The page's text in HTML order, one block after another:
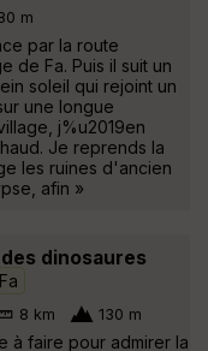
m
par la route
de Fa. Puis il suit un
soleil qui rejoint un
une longue
j%u2019en
Je reprends la
les ruines d'ancien
afin »
dinosaures
Fa
8 km 130 m
à faire pour admirer la